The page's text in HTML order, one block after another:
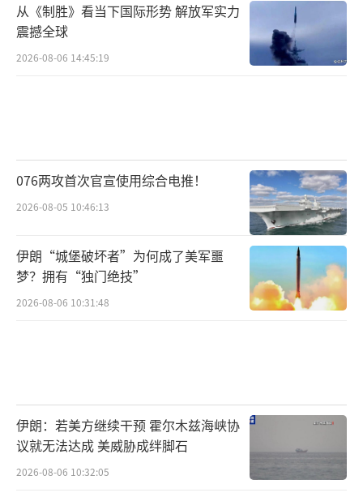
从《制胜》看当下国际形势 解放军实力
震撼全球
2026-08-06 14:45:19
076两攻首次官宣使用综合电推！
2026-08-05 10:46:13
伊朗“城堡破坏者”为何成了美军噩
梦？拥有“独门绝技”
2026-08-06 10:31:48
伊朗：若美方继续干预 霍尔木兹海峡协
议就无法达成 美威胁成绊脚石
2026-08-06 10:32:05